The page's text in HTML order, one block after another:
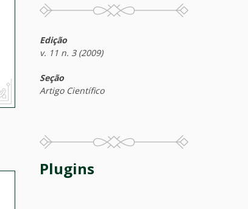
Edição
v. 11 n. 3 (2009)
Seção
Artigo Científico
Plugins